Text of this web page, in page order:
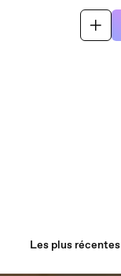
Les plus récentes